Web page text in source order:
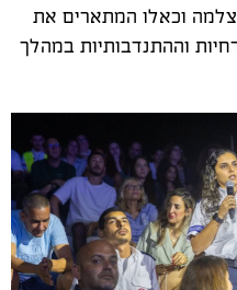
וכאלו המתארים את
וההתנדבותיות במהלך